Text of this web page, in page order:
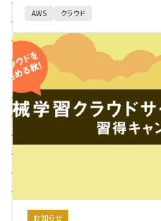
AWS クラウド
お知らせ